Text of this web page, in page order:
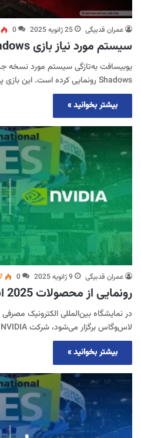
عمران قدبیگی 25 ژانویه 2025 0
سیستم مورد نیاز بازی Assassins Creed Shadows
یوبیسافت به‌تازگی سیستم مورد نسخه
Shadows رونمایی کرده است. این بازی پرطرفدار، که از…
بیشتر بخوانید »
عمران قدبیگی 9 ژانویه 2025 0
رونمایی از محصولات 2025 انویدیا در CES 2025
لاس‌وگاس برگزار می‌شود، شرکت NVIDIA با ارائه محصولات نوآورانه و…
بیشتر بخوانید »